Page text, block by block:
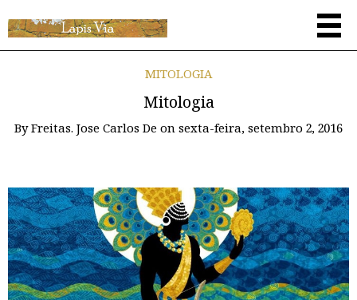
MITOLOGIA
Mitologia
ByFreitas. Jose Carlos De on sexta-feira, setembro 2, 2016